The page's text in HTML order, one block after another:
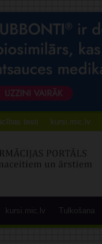
testi kursi.mic.lv
kursi.mic.lv Tulkošana